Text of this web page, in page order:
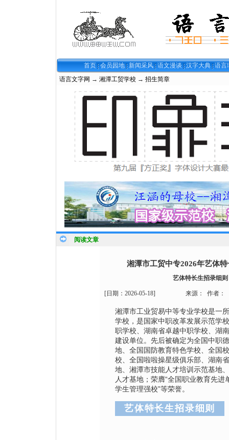
首页 会员园地 新闻采风 语文漫谈 汉字大典 语言
语言文字网 → 湘潭工贸学校 → 招生简章
阅读文章
湘潭市工贸中专2026年艺体
艺体特长生招录细则
[日期： 2026-05-18] 来源： 作者：
湘潭市工业贸易中等专业学校是一
学校，是国家中职改革发展示范学
职学校、湖南省卓越中职学校、湖
建设单位。先后被确定为全国中职
地、全国国防教育特色学校、全国
校、全国啦啦操星级俱乐部、湖南
地、湘潭市技能人才培训示范基地
人才基地；荣膺“全国职业教育先进
学生管理强校”等荣誉。
艺体特长生招录细则